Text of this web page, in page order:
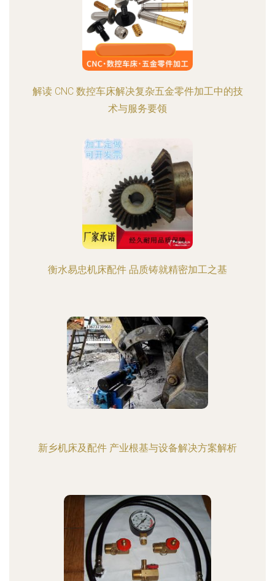
解读 CNC 数控车床解决复杂五金零件加工中的技
术与服务要领
衡水易忠机床配件 品质铸就精密加工之基
新乡机床及配件 产业根基与设备解决方案解析